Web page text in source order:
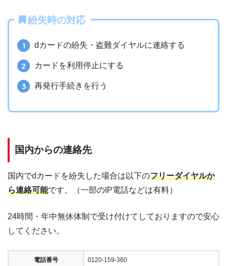
紛失時の対応
dカードの紛失・盗難ダイヤルに連絡する
カードを利用停止にする
再発行手続きを行う
国内からの連絡先
国内でdカードを紛失した場合は以下のフリーダイヤルか
ら連絡可能です。（一部のIP電話などは有料）
24時間・年中無休体制で受け付けてしておりますので安心
してください。
電話番号 0120-159-360